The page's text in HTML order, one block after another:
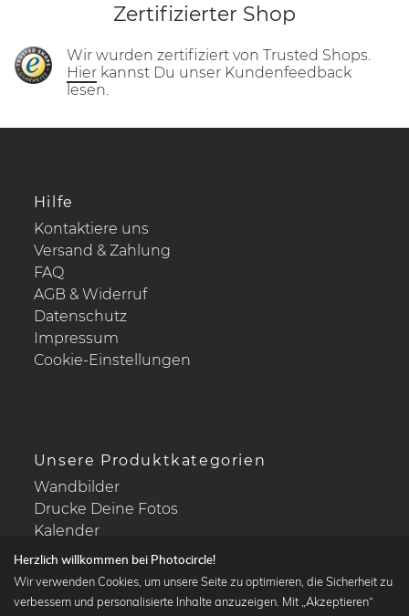
Zertifizierter Shop
Wir wurden zertifiziert von Trusted Shops.
Hier kannst Du unser Kundenfeedback
lesen.
Hilfe
Kontaktiere uns
Versand & Zahlung
FAQ
AGB & Widerruf
Datenschutz
Impressum
Cookie-Einstellungen
Unsere Produktkategorien
Wandbilder
Drucke Deine Fotos
Kalender
Herzlich willkommen bei Photocircle!
Wir verwenden Cookies, um unsere Seite zu optimieren, die Sicherheit zu
verbessern und personalisierte Inhalte anzuzeigen. Mit „Akzeptieren“